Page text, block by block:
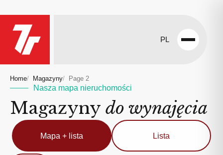
PL
Open
Home Magazyny Page 2
Nasza mapa nieruchomości
Magazyny do wynajęcia
Mapa + lista Lista